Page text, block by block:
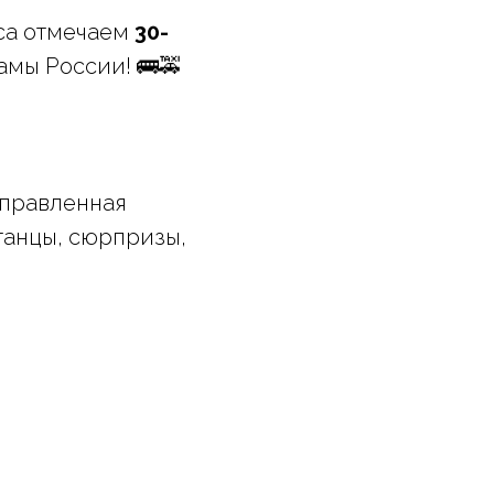
отмечаем 30-
России! 🚌🚕
сюрпризы,